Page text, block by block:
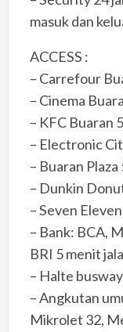
masuk dan
ACCESS :
– Carrefour
– Cinema
– KFC Buaran
– Electronic
– Buaran
– Dunkin
– Seven
– Bank: BCA,
BRI 5 menit
– Halte
– Angkutan
Mikrolet 32,